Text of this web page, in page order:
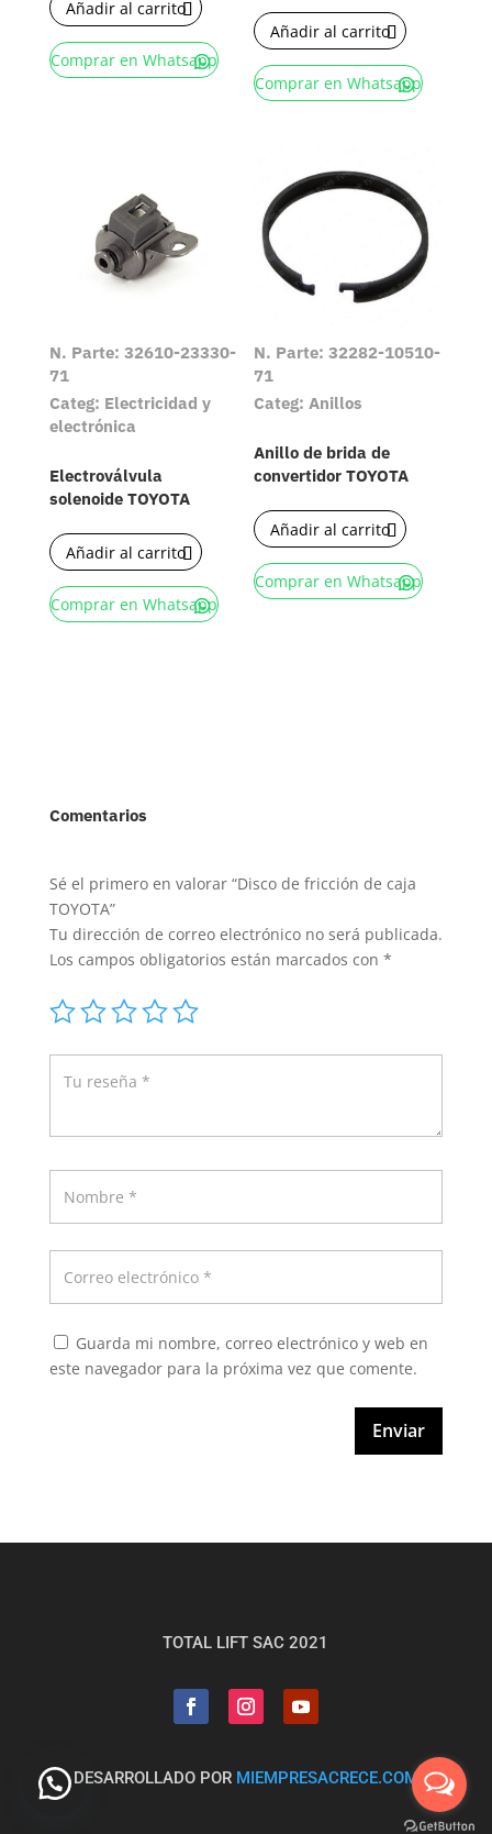
Añadir al carrito
Comprar en Whatsapp
Añadir al carrito
Comprar en Whatsapp
N. Parte: 32610-23330-
71
Categ: Electricidad y
electrónica
Electroválvula
solenoide TOYOTA
Añadir al carrito
Comprar en Whatsapp
N. Parte: 32282-10510-
71
Categ: Anillos
Anillo de brida de
convertidor TOYOTA
Añadir al carrito
Comprar en Whatsapp
Comentarios
Sé el primero en valorar “Disco de fricción de caja
TOYOTA”
Tu dirección de correo electrónico no será publicada.
Los campos obligatorios están marcados con *
Guarda mi nombre, correo electrónico y web en
este navegador para la próxima vez que comente.
Enviar
TOTAL LIFT SAC 2021
DESARROLLADO POR MIEMPRESACRECE.COM